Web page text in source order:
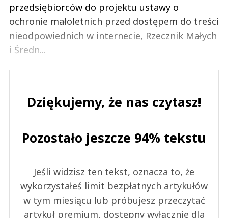
przedsiębiorców do projektu ustawy o
ochronie małoletnich przed dostępem do treści
nieodpowiednich w internecie, Rzecznik Małych
i Średn...
Dziękujemy, że nas czytasz!
Pozostało jeszcze 94% tekstu
Jeśli widzisz ten tekst, oznacza to, że
wykorzystałeś limit bezpłatnych artykułów
w tym miesiącu lub próbujesz przeczytać
artykuł premium, dostępny wyłącznie dla